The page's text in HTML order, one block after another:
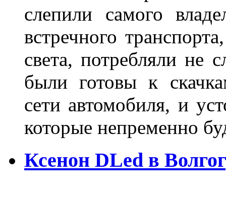
слепили самого
встречного
света, потребляли не
были готовы к
сети автомобиля, и
которые непременно
Ксенон DLed в